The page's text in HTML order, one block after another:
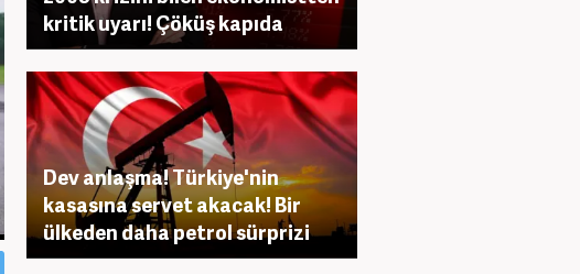
kritik uyarı! Çöküş kapıda
Dev anlaşma! Türkiye'nin
kasasına servet akacak! Bir
ülkeden daha petrol sürprizi